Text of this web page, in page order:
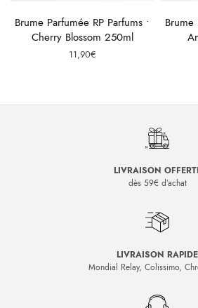
Ajouter au panier
Brume Parfumée RP Parfums •
Cherry Blossom 250ml
11,90€
Brume
LIVRAISON
dès 59€ d’achat
LIVRAISON RAPIDE
Mondial Relay, Colissimo,